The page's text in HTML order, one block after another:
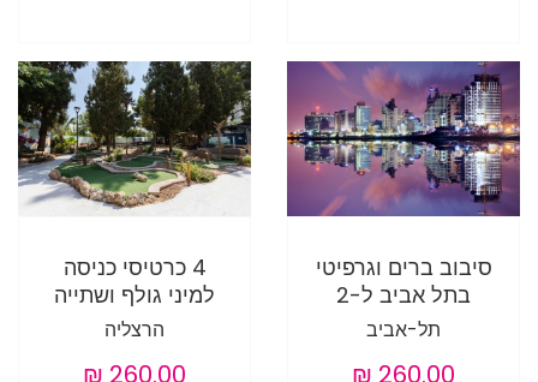
סיבוב ברים וגרפיטי
בתל אביב ל-2
תל-אביב
4 כרטיסי כניסה
למיני גולף ושתייה
הרצליה